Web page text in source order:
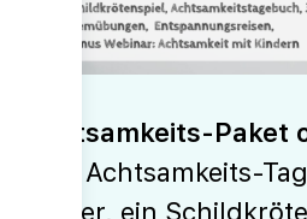
Achtsamkeits-Paket
Plus Achtsamkeits-
Kinder, ein